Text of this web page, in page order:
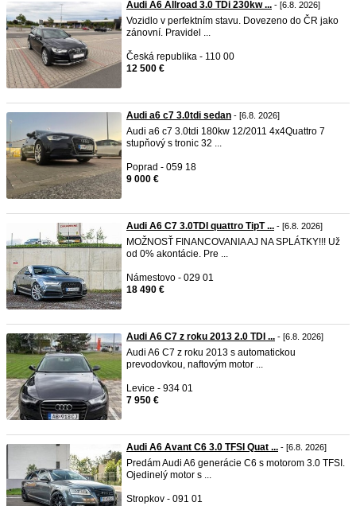
Audi A6 Allroad 3.0 TDi 230kw ... - [6.8. 2026]
Vozidlo v perfektním stavu. Dovezeno do ČR jako
zánovní. Pravidel ...
Česká republika - 110 00
12 500 €
Audi a6 c7 3.0tdi sedan - [6.8. 2026]
Audi a6 c7 3.0tdi 180kw 12/2011 4x4Quattro 7
stupňový s tronic 32 ...
Poprad - 059 18
9 000 €
Audi A6 C7 3.0TDI quattro TipT ... - [6.8. 2026]
MOŽNOSŤ FINANCOVANIA AJ NA SPLÁTKY!!! Už
od 0% akontácie. Pre ...
Námestovo - 029 01
18 490 €
Audi A6 C7 z roku 2013 2.0 TDI ... - [6.8. 2026]
Audi A6 C7 z roku 2013 s automatickou
prevodovkou, naftovým motor ...
Levice - 934 01
7 950 €
Audi A6 Avant C6 3.0 TFSI Quat ... - [6.8. 2026]
Predám Audi A6 generácie C6 s motorom 3.0 TFSI.
Ojedinelý motor s ...
Stropkov - 091 01